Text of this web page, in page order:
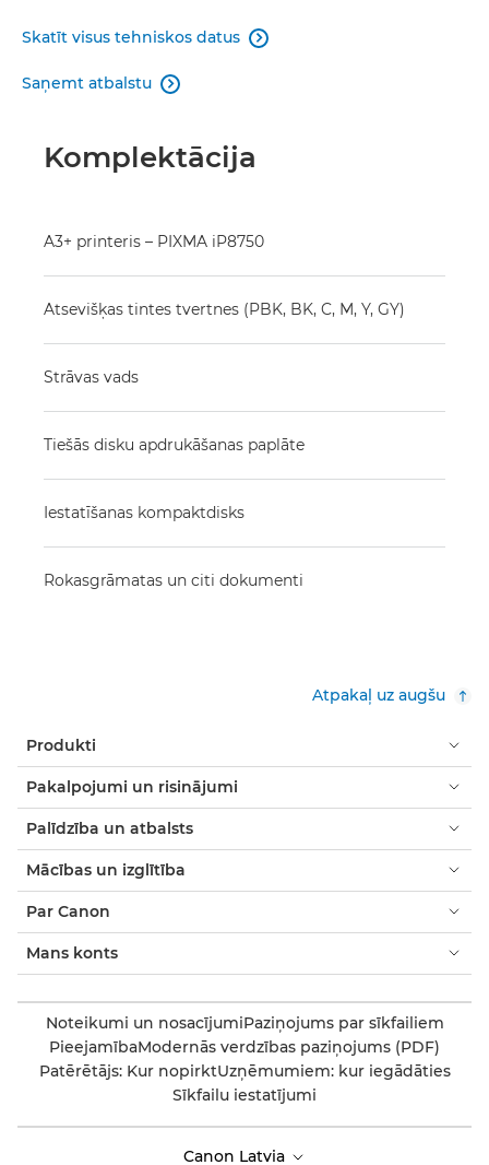
Skatīt visus tehniskos datus 
Saņemt atbalstu 
Komplektācija
A3+ printeris – PIXMA iP8750
Atsevišķas tintes tvertnes (PBK, BK, C, M, Y, GY)
Strāvas vads
Tiešās disku apdrukāšanas paplāte
Iestatīšanas kompaktdisks
Rokasgrāmatas un citi dokumenti
Atpakaļ uz augšu
Produkti
Pakalpojumi un risinājumi
Palīdzība un atbalsts
Mācības un izglītība
Par Canon
Mans konts
Noteikumi un nosacījumiPaziņojums par sīkfailiem
PieejamībaModernās verdzības paziņojums (PDF)
Patērētājs: Kur nopirktUzņēmumiem: kur iegādāties
Sīkfailu iestatījumi
Canon Latvia